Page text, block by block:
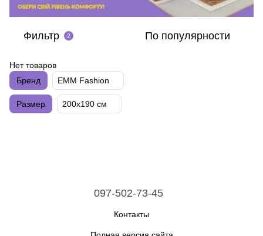
Фильтр 2 По популярности
Нет товаров
Бренд
EMM Fashion
Размер 200х190 см
097-502-73-45
Контакты